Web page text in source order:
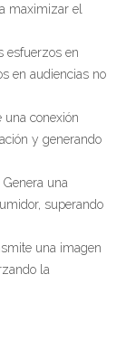
maximizar el
esfuerzos en
en audiencias no
una conexión
y generando
Genera una
superando
una imagen
la